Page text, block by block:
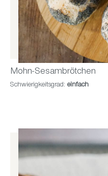
Mohn-Sesambrötchen
Schwierigkeitsgrad: einfach